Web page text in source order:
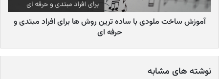
آموزش ساخت ملودی با ساده ترین روش ها برای افراد مبتدی و
حرفه ای
نوشته های مشابه